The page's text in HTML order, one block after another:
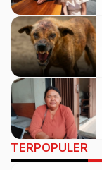
TERPOPULER